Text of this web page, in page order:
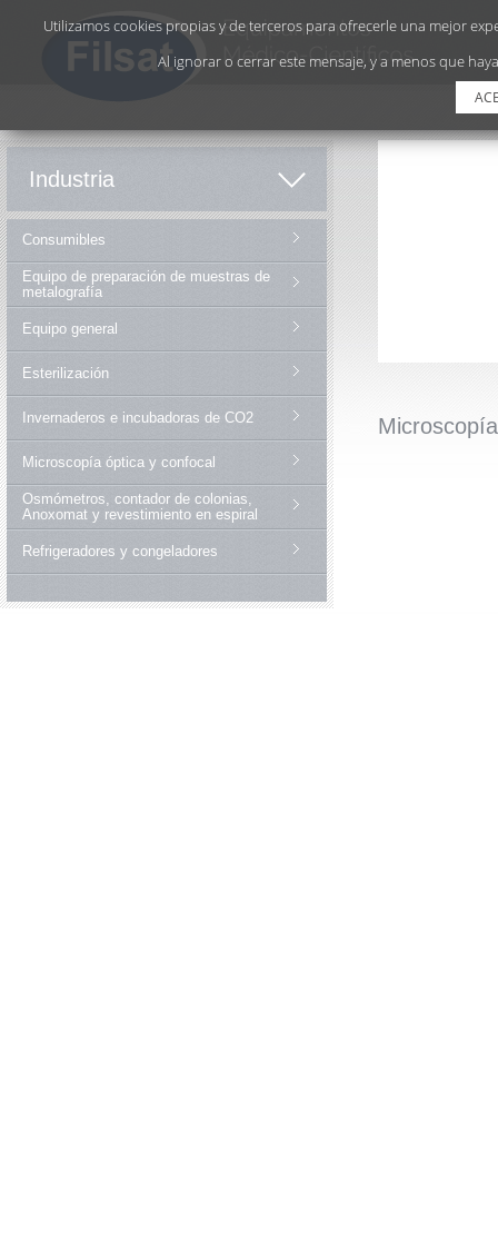
Industria
Consumibles
Equipo de preparación de muestras de
metalografía
Equipo general
Esterilización
Invernaderos e incubadoras de CO2
Microscopía óptica y confocal
Osmómetros, contador de colonias,
Anoxomat y revestimiento en espiral
Refrigeradores y congeladores
Utilizamos cookies propias y de terceros para ofrecerle una mejor
Al ignorar o cerrar este mensaje, y a menos que